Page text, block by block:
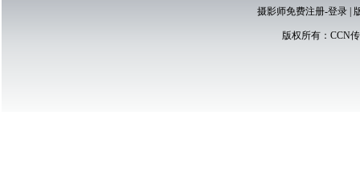
摄影师免费注册-登录|
版权所有： CCN